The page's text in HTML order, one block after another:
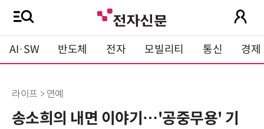
AI·SW 반도체 전자 모빌리티 통신 경제
라이프 > 연예
송소희의 내면 이야기…'공중무용' 기